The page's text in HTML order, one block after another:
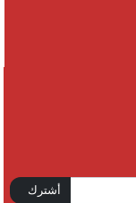
أشترك